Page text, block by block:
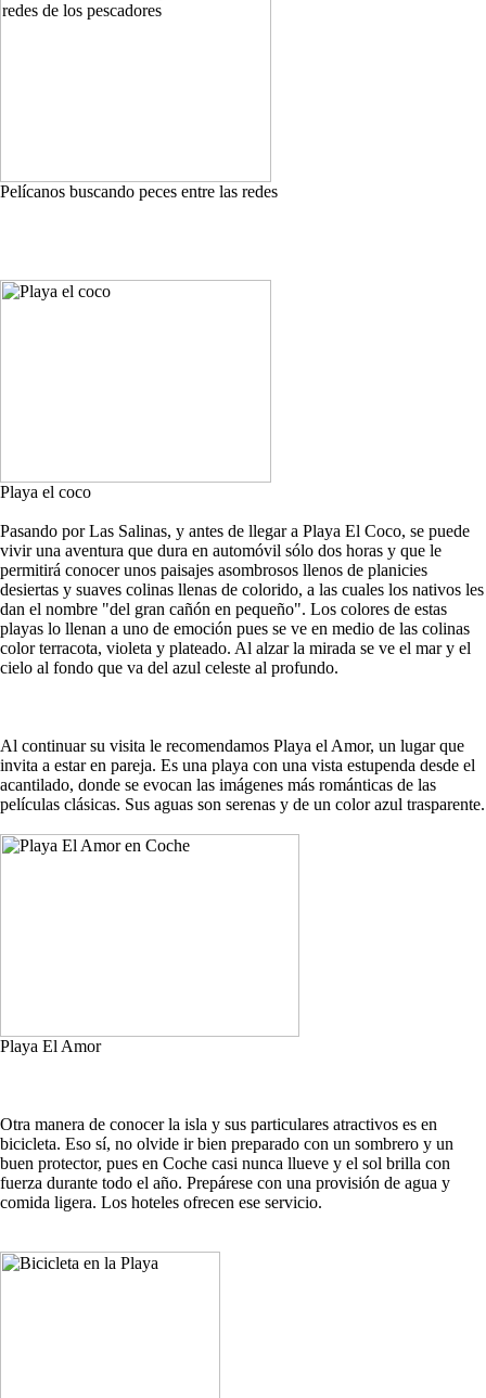
Pelícanos buscando peces entre las redes
Playa el coco
Pasando por Las Salinas, y antes de llegar a Playa El Coco, se puede
vivir una aventura que dura en automóvil sólo dos horas y que le
permitirá conocer unos paisajes asombrosos llenos de planicies
desiertas y suaves colinas llenas de colorido, a las cuales los nativos les
dan el nombre "del gran cañón en pequeño". Los colores de estas
playas lo llenan a uno de emoción pues se ve en medio de las colinas
color terracota, violeta y plateado. Al alzar la mirada se ve el mar y el
cielo al fondo que va del azul celeste al profundo.
Al continuar su visita le recomendamos Playa el Amor, un lugar que
invita a estar en pareja. Es una playa con una vista estupenda desde el
acantilado, donde se evocan las imágenes más románticas de las
películas clásicas. Sus aguas son serenas y de un color azul trasparente.
Playa El Amor
Otra manera de conocer la isla y sus particulares atractivos es en
bicicleta. Eso sí, no olvide ir bien preparado con un sombrero y un
buen protector, pues en Coche casi nunca llueve y el sol brilla con
fuerza durante todo el año. Prepárese con una provisión de agua y
comida ligera. Los hoteles ofrecen ese servicio.